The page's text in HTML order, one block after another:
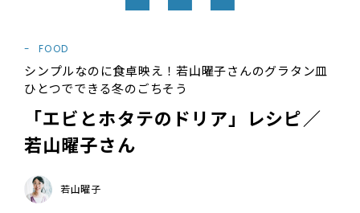
FOOD
シンプルなのに食卓映え！若山曜子さんのグラタン皿
ひとつでできる冬のごちそう
「エビとホタテのドリア」レシピ／
若山曜子さん
若山曜子